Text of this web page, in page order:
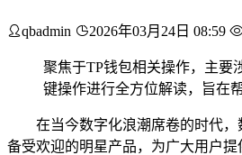
qbadmin 2026年03月24日 08:59
聚焦于TP钱包相关操作，主要
键操作进行全方位解读，旨在
在当今数字化浪潮席卷的时代
备受欢迎的明星产品，为广大用户